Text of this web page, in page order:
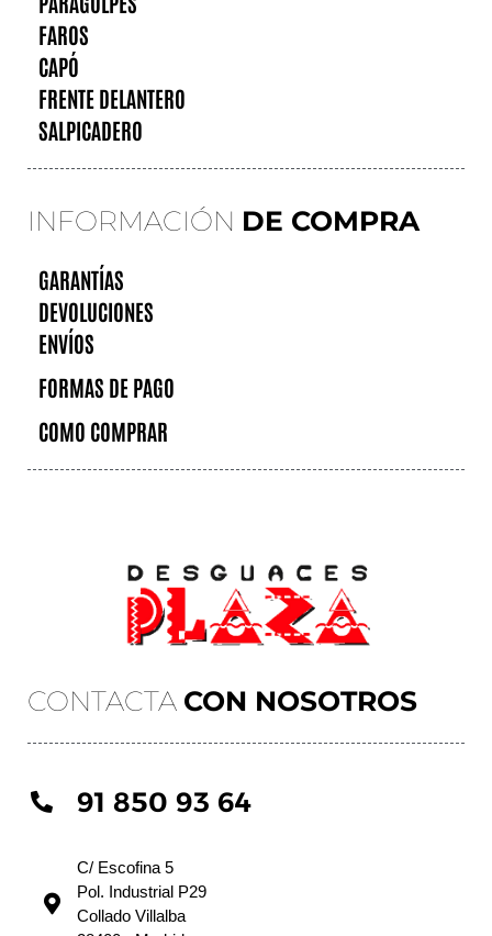
CONTACTA CON NOSOTROS
91 850 93 64
C/ Escofina 5
Pol. Industrial P29
Collado Villalba
FAROS
CAPÓ
FRENTE DELANTERO
SALPICADERO
INFORMACIÓN DE COMPRA
GARANTÍAS
DEVOLUCIONES
ENVÍOS
FORMAS DE PAGO
COMO COMPRAR